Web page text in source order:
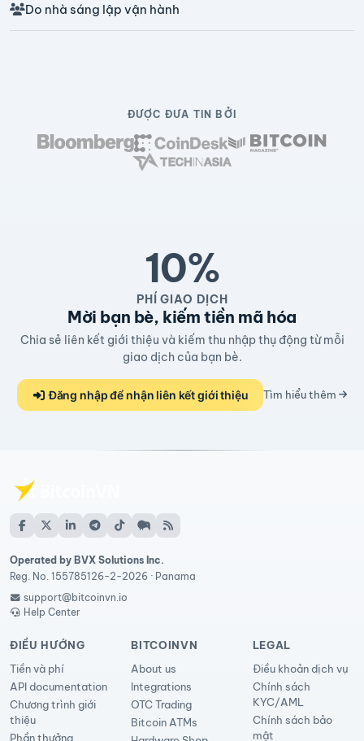
Do nhà sáng lập vận hành
ĐƯỢC ĐƯA TIN BỞI
10%
PHÍ GIAO DỊCH
Mời bạn bè, kiếm tiền mã hóa
Chia sẻ liên kết giới thiệu và kiếm thu nhập thụ động từ mỗi
giao dịch của bạn bè.
Đăng nhập để nhận liên kết giới thiệu Tìm hiểu thêm
Operated by BVX Solutions Inc.
Reg. No. 155785126-2-2026 · Panama
support@bitcoinvn.io
Help Center
ĐIỀU HƯỚNG
Tiền và phí
API documentation
Chương trình giới
thiệu
Phần thưởng
BITCOINVN
About us
Integrations
OTC Trading
Bitcoin ATMs
LEGAL
Điều khoản dịch vụ
Chính sách
KYC/AML
Chính sách bảo
mật